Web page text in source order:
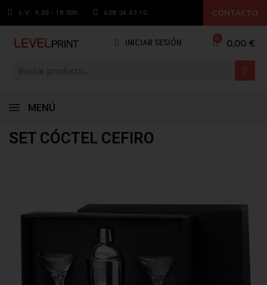
L-V: 9.30 - 18:00h 638 24 43 10 CONTACTO
INICIAR SESIÓN 0,00 €
MENÚ
SET CÓCTEL CEFIRO